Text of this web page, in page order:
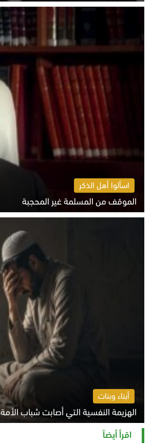
الخميس 6 أغسطس 2026 10:52 ص
اسألوا أهل الذكر
الموقف من المسلمة غير المحجبة
الخميس 6 أغسطس 2026 10:45 ص
أبناء وبنات
الهزيمة النفسية التي أصابت شباب الأمة
الخميس 6 أغسطس 2026 11:12 ص
اقرأ أيضاً